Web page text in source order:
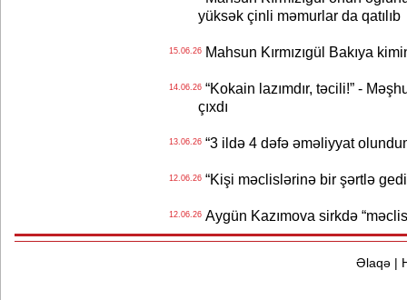
yüksək çinli məmurlar da qatılıb
15.06.26Mahsun Kırmızıgül Bakıya
14.06.26“Kokain lazımdır, təcili!” -
çıxdı
13.06.26“3 ildə 4 dəfə əməliyyat
12.06.26“Kişi məclislərinə bir şərtlə
12.06.26Aygün Kazımova sirkdə
Əlaqə|